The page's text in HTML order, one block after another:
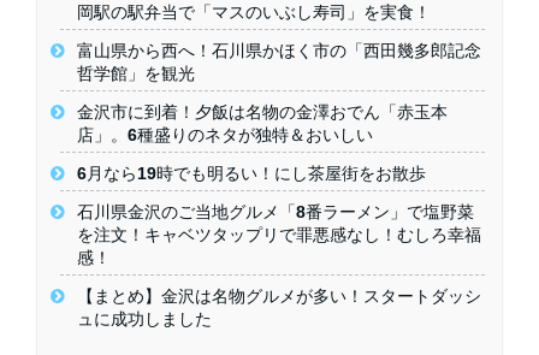
岡駅の駅弁当で「マスのいぶし寿司」を実食！
富山県から西へ！石川県かほく市の「西田幾多郎記念
哲学館」を観光
金沢市に到着！夕飯は名物の金澤おでん「赤玉本
店」。6種盛りのネタが独特＆おいしい
6月なら19時でも明るい！にし茶屋街をお散歩
石川県金沢のご当地グルメ「8番ラーメン」で塩野菜
を注文！キャベツタップリで罪悪感なし！むしろ幸福
感！
【まとめ】金沢は名物グルメが多い！スタートダッシ
ュに成功しました